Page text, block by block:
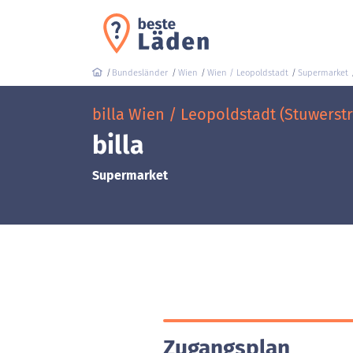
Bundesländer Wien Wien / Leopoldstadt Supermarket
billa Wien / Leopoldstadt
billa
Supermarket